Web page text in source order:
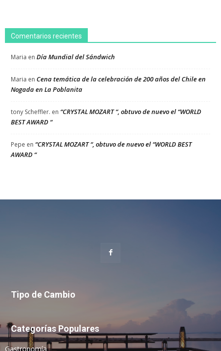
Comentarios recientes
Maria en Día Mundial del Sándwich
Maria en Cena temática de la celebración de 200 años del Chile en
Nogada en La Poblanita
tony Scheffler. en “CRYSTAL MOZART “, obtuvo de nuevo el “WORLD
BEST AWARD “
Pepe en “CRYSTAL MOZART “, obtuvo de nuevo el “WORLD BEST
AWARD “
Tipo de Cambio
Categorías Populares
Gastronomía